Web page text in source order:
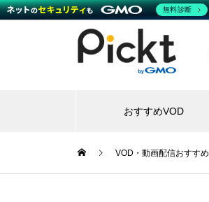
おすすめVOD
VOD・動画配信おすすめ
無料診断